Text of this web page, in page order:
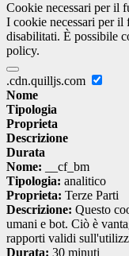
Cookie necessari per il
I cookie necessari per il
disabilitati. È possibile
policy.
.cdn.quilljs.com
Nome
Tipologia
Proprieta
Descrizione
Durata
Nome: __cf_bm
Tipologia: analitico
Proprieta: Terze Parti
Descrizione: Questo
umani e bot. Ciò è
rapporti validi
Durata: 30 minuti